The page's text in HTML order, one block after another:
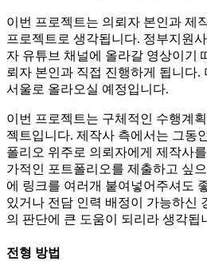
이번 프로젝트는 의뢰자 본인과 제
프로젝트로 생각됩니다. 정부지원
자 유튜브 채널에 올라갈 영상이기
뢰자 본인과 직접 진행하게 됩니다.
서울로 올라오실 예정입니다.
이번 프로젝트는 구체적인 수행계
젝트입니다. 제작사 측에서는 그동
폴리오 위주로 의뢰자에게 제작사
가적인 포트폴리오를 제출하고 싶
에 링크를 여러개 붙여넣어주셔도
있거나 전담 인력 배정이 가능하신
의 판단에 큰 도움이 되리라 생각됩
전형 방법